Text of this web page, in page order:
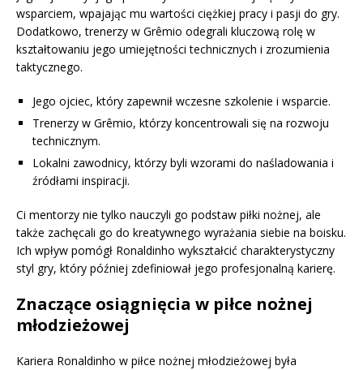
wsparciem, wpajając mu wartości ciężkiej pracy i pasji do gry.
Dodatkowo, trenerzy w Grêmio odegrali kluczową rolę w
kształtowaniu jego umiejętności technicznych i zrozumienia
taktycznego.
Jego ojciec, który zapewnił wczesne szkolenie i wsparcie.
Trenerzy w Grêmio, którzy koncentrowali się na rozwoju
technicznym.
Lokalni zawodnicy, którzy byli wzorami do naśladowania i
źródłami inspiracji.
Ci mentorzy nie tylko nauczyli go podstaw piłki nożnej, ale
także zachęcali go do kreatywnego wyrażania siebie na boisku.
Ich wpływ pomógł Ronaldinho wykształcić charakterystyczny
styl gry, który później zdefiniował jego profesjonalną karierę.
Znaczące osiągnięcia w piłce nożnej
młodzieżowej
Kariera Ronaldinho w piłce nożnej młodzieżowej była